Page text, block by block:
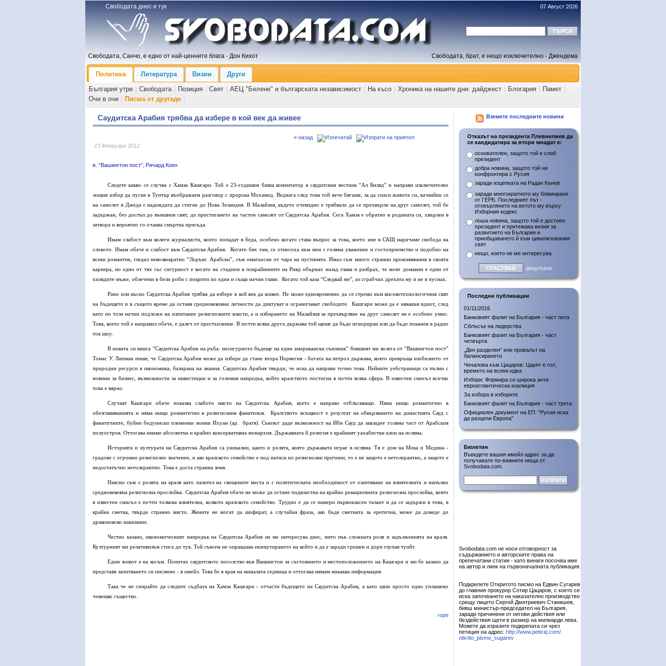
Свободата днес и тук 07 Август 2026
Свободата, Санчо, е едно от най-ценните блага - Дон Кихот Свободата, брат, е нещо изключително - Джендема
Политика Литература Визии
Други
България утре
Свободата Позиция Свят АЕЦ "Белене" и българската независимост На късо Хроника на нашите дни: дайджест Блогария Памет
Очи в очи
Писма от другаде
Саудитска Арабия трябва да избере в кой век да живее
23 Февруари 2012
« назад
в. “Вашингтон пост”, Ричард Коен
Следете какво се случва с Хамза Кашгари. Той е 23-годишен бивш коментатор в саудитския вестник “Ал Биляд” и направи изключително
лошия избор да пусне в Туитър въображаем разговор с пророка Мохамед. Веднага след това той вече бягаше, за да спаси живота си, качвайки се
на самолет в Джеда с надеждата да стигне до Нова Зеландия. В Малайзия, където очевидно е трябвало да се прехвърли на друг самолет, той бе
задържан, без достъп до външния свят, до пристигането на частен самолет от Саудитска Арабия. Сега Хамза е обратно в родината си, хвърлен в
затвора и вероятно го очаква смъртна присъда.
Имам слабост към колеги журналисти, които попадат в беда, особено когато става въпрос за това, което ние в САЩ наричаме свобода на
словото. Имам обаче и слабост към Саудитска Арабия.
Когато бях там, се отнесоха към мен с голяма уважение и гостоприемство и подобно на
всеки романтик, гледал неколкократно “Лорънс Арабски”, съм омагьосан от чара на пустинята. Имал съм много странни преживявания в своята
кариера, но едно от тях със сигурност е когато на стадион в покрайнините на Рияд обърнах назад глава и разбрах, че моят домакин е един от
хилядите мъже, облечени в бели роби с покрити по един и същи начин глави.
Когато той каза “Следвай ме”, аз сграбчих дрехата му и не я пуснах.
Рано или късно Саудитска Арабия трябва да избере в кой век да живее. Не може едновременно да се стреми към високотехнологичния свят
на бъдещето и в същото време да оставя средновековни личности да диктуват и ограничават свободите.
Кашгари може да е някакъв идиот, след
като по този начин подложи на изпитание религиозните власти, а и избирането на Малайзия за прехвърляне на друг самолет не е особено умно.
Това, което той е направил обаче, е далеч от престъпление. В почти всяка друга държава той щеше да бъде игнориран или да бъде поканен в радио
ток шоу.
В новата си книга “Саудитска Арабия на ръба: несигурното бъдеще на един американски съюзник” бившият ми колега от “Вашингтон пост”
Томас У. Липман пише, че Саудитска Арабия може да избере да стане втора Норвегия - богата на петрол държава, която превръща изобилието от
природни ресурси в икономика, базирана на знания. Саудитска Арабия твърди, че иска да направи точно това. Нейните уебстраници са пълни с
новини за бизнес, възможности за инвестиции и за големия напредък, който кралството постигна в почти всяка сфера. В известен смисъл всичко
това е вярно.
Случаят Кашгари обаче показва слабото място на Саудитска Арабия, което е направо отблъскващо. Няма нищо романтично в
обезглавяванията и няма нищо романтично в религиозния фанатизъм.
Кралството всъщност е резултат на обвързването на династията Сауд с
фанатичните, буйни бедуински племенни воини Ихуан (ар.
братя). Съюзът даде възможност на Ибн Сауд да завладее голяма част от Арабския
полуостров. Оттогава имаме абсолютна и крайно консервативна монархия. Държавната й религия е крайният уахабистки клон на исляма.
Историята и културата на Саудитска Арабия са уникални, както и ролята, която държавата играе в исляма. Тя е дом на Мека и Медина -
градове с огромно религиозно значение, и ако кралското семейство е под натиск по религиозни причини, то е не защото е нетолерантно, а защото е
недостатъчно нетолерантно. Това е доста странна земя.
Наясно съм с ролята на краля като пазител на свещените места и с политическата необходимост от озаптяване на влиятелната и напълно
средновековна религиозна прослойка. Саудитска Арабия обаче не може да остане подвластна на крайно реакционната религиозна прослойка, която
в известен смисъл е почти толкова влиятелна, колкото кралското семейство. Трудно е да се намери първокласен талант и да се задържи в това, в
крайна сметка, твърде странно място. Жените не могат да шофират, а случайна фраза, ако бъде сметната за еретична, може да доведе до
драконовско наказание.
Честно казано, икономическият напредък на Саудитска Арабия не ме интересува днес, нито пък сложната роля и задълженията на краля.
Културният ми релативизъм стига до тук. Той съвсем не оправдава екзекутирането на който и да е заради грешен и дори глупав туийт.
Един живот е на косъм. Попитах саудитското посолство във Вашингтон за състоянието и местоположението на Кашгари и ми бе казано да
представя запитването си писмено - в имейл. Това бе в края на миналата седмица и оттогава нямам никаква информация.
Така че не спирайте да следите съдбата на Хамза Кашгари - отчасти бъдещето на Саудитска Арабия, а като цяло просто едно уплашено
човешко същество.
горе
Вземете последните новини
Отказът на президента Плевнелиев да
се кандидатира за втори мнадат е:
основателен, защото той е слаб
президент
добра новина, защото той ни
конфронтира с Русия
заради изцепката на Радан Кънев
заради многократното му бламиране
от ГЕРБ. Последният път -
отхвърлянето на ветото му върху
Изборния кодекс
лоша новина, защото той е достоен
президент и притежава визия за
развитието на България и
приобщаването й към цивилизования
свят
нещо, което не ме интересува
резултати
Последни публикации
01/11/2016
Банковият фалит на България - част пета
Сблъсък на лидерства
Банковият фалит на България - част
четвърта
„Ден разделен“ или провалът на
балансирането
Ченалова към Цацаров: Царят е гол,
времето на всеки идва
Избори: Формира се широка анти
евроатлантическа коалиция
За избора в изборите
Банковият фалит на България - част трета
Официален документ на ЕП: "Русия иска
да разцепи Европа"
Бюлетин
Въведете вашия имейл адрес за да
получавате по-важните неща от
Svobodata.com.
Svobodata.com не носи отговорност за
съдържанието и авторските права на
препечатани статии - като винаги посочва име
на автор и линк на първоначалната публикация.
Подкрепете Откритото писмо на Едвин Сугарев
до главния прокурор Сотир Цацаров, с което се
иска започването на наказателно производство
срещу лицето Сергей Дмитриевич Станишев,
бивш министър-председател на България,
заради причинени от негови действия или
бездействия щети в размер на милиарди лева.
Можете да изразите подкрепата си чрез
петиция на адрес: http://www.peticiq.com/
otkrito_pismo_sugarev